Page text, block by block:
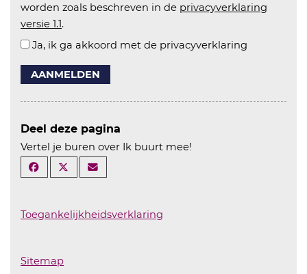
worden zoals beschreven in de privacyverklaring
versie 1.1.
Ja, ik ga akkoord met de privacyverklaring
AANMELDEN
Deel deze pagina
Vertel je buren over Ik buurt mee!
Toegankelijkheidsverklaring
Sitemap